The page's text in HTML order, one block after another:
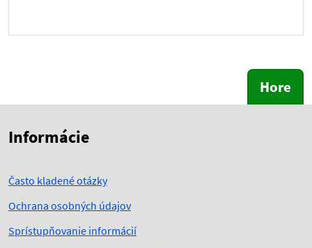
Hore
Informácie
Často kladené otázky
Ochrana osobných údajov
Sprístupňovanie informácií